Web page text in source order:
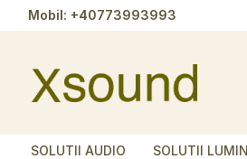
Mobil: +40773993993
SOLUTII AUDIO SOLUTII